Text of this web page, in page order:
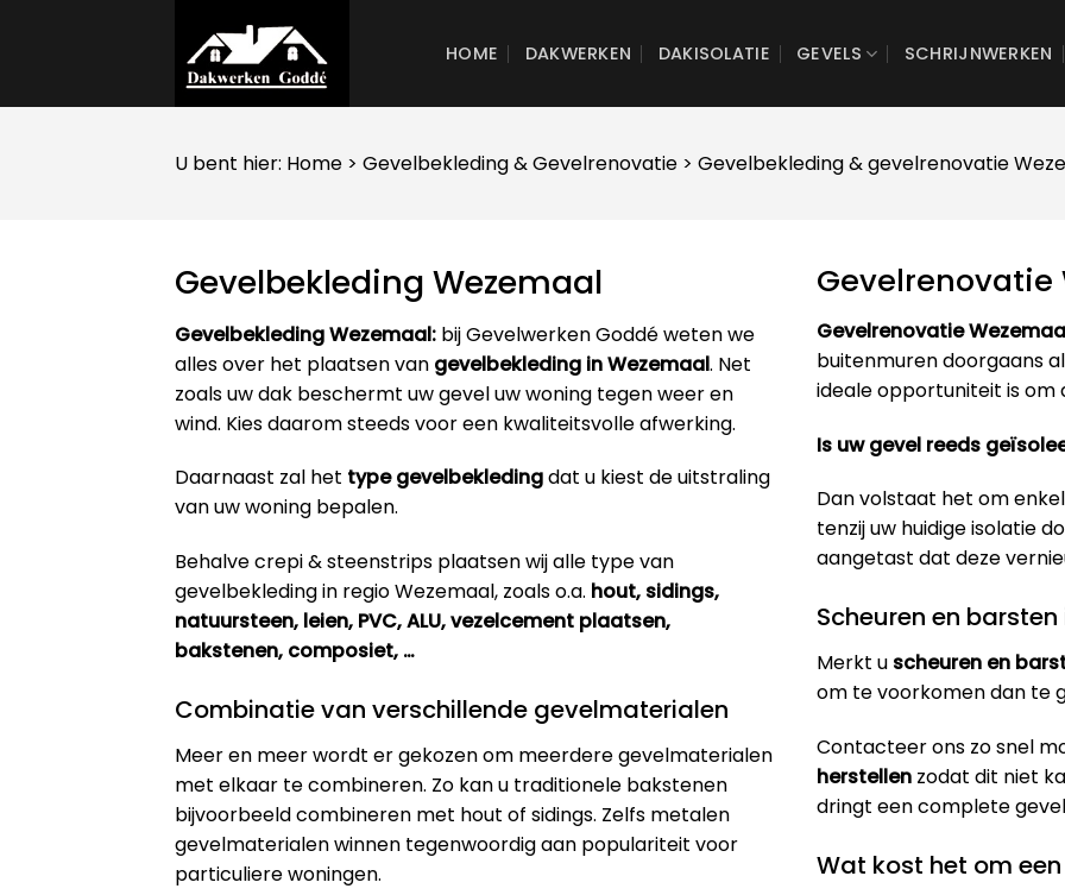
HOME DAKWERKEN DAKISOLATIE GEVELS SCHRIJNWERKEN
U bent hier: Home > Gevelbekleding&Gevelrenovatie > Gevelbekleding & gevelrenovatie
Gevelbekleding Wezemaal
Gevelbekleding Wezemaal: bij Gevelwerken Goddé weten we
alles over het plaatsen van gevelbekleding in Wezemaal. Net
zoals uw dak beschermt uw gevel uw woning tegen weer en
wind. Kies daarom steeds voor een kwaliteitsvolle afwerking.
Daarnaast zal het type gevelbekledingdat u kiest de uitstraling
van uw woning bepalen.
Behalve crepi & steenstrips plaatsen wij alle type van
gevelbekleding in regio Wezemaal, zoals o.a. hout, sidings,
natuursteen, leien, PVC, ALU, vezelcement plaatsen,
bakstenen, composiet, …
Combinatie van verschillende gevelmaterialen
Meer en meer wordt er gekozen om meerdere gevelmaterialen
met elkaar te combineren. Zo kan u traditionele bakstenen
bijvoorbeeld combineren met hout of sidings. Zelfs metalen
gevelmaterialen winnen tegenwoordig aan populariteit voor
particuliere woningen.
Gevelrenovatie
Gevelrenovatie
buitenmuren doorgaans
ideale opportuniteit is om
Is uw gevel reeds
Dan volstaat het om
tenzij uw huidige isolatie
aangetast dat deze
Scheuren en
Merkt u scheuren en
om te voorkomen dan te
Contacteer ons zo snel
herstellen zodat dit niet
dringt een complete
Wat kost het om